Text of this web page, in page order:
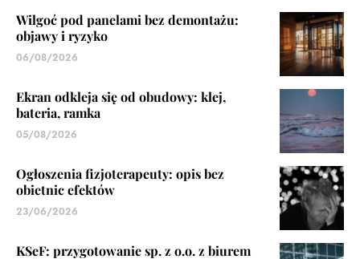
Wilgoć pod panelami bez demontażu:
objawy i ryzyko
06/08/2026
Ekran odkleja się od obudowy: klej,
bateria, ramka
05/08/2026
Ogłoszenia fizjoterapeuty: opis bez
obietnic efektów
23/06/2026
KSeF: przygotowanie sp. z o.o. z biurem